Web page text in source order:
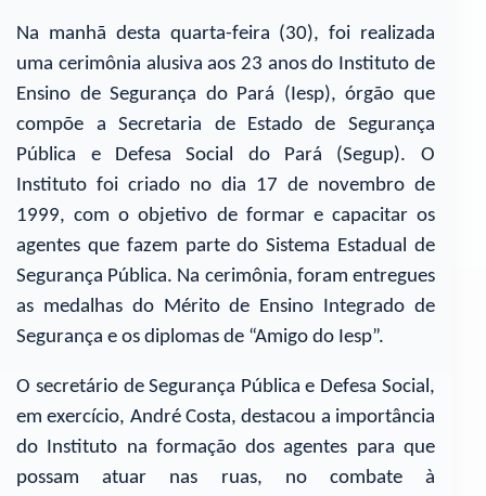
Na manhã desta quarta-feira (30), foi realizada
uma cerimônia alusiva aos 23 anos do Instituto de
Ensino de Segurança do Pará (Iesp), órgão que
compõe a Secretaria de Estado de Segurança
Pública e Defesa Social do Pará (Segup). O
Instituto foi criado no dia 17 de novembro de
1999, com o objetivo de formar e capacitar os
agentes que fazem parte do Sistema Estadual de
Segurança Pública. Na cerimônia, foram entregues
as medalhas do Mérito de Ensino Integrado de
Segurança e os diplomas de “Amigo do Iesp”.
O secretário de Segurança Pública e Defesa Social,
em exercício, André Costa, destacou a importância
do Instituto na formação dos agentes para que
possam atuar nas ruas, no combate à